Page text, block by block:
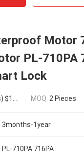
Motor
PL-710PA
Lock
Pieces) MOQ: 2 Pieces
3months-1year
PL-710PA 716PA